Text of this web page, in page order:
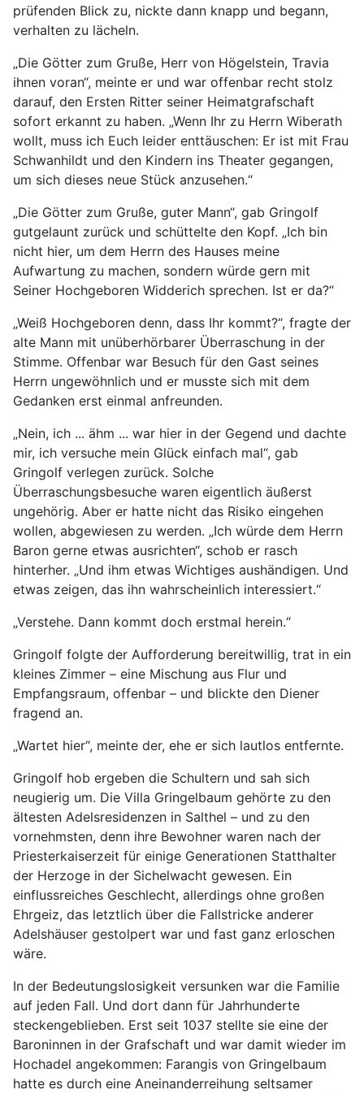
prüfenden Blick zu, nickte dann knapp und begann,
verhalten zu lächeln.
„Die Götter zum Gruße, Herr von Högelstein, Travia
ihnen voran“, meinte er und war offenbar recht stolz
darauf, den Ersten Ritter seiner Heimatgrafschaft
sofort erkannt zu haben. „Wenn Ihr zu Herrn Wiberath
wollt, muss ich Euch leider enttäuschen: Er ist mit Frau
Schwanhildt und den Kindern ins Theater gegangen,
um sich dieses neue Stück anzusehen.“
„Die Götter zum Gruße, guter Mann“, gab Gringolf
gutgelaunt zurück und schüttelte den Kopf. „Ich bin
nicht hier, um dem Herrn des Hauses meine
Aufwartung zu machen, sondern würde gern mit
Seiner Hochgeboren Widderich sprechen. Ist er da?“
„Weiß Hochgeboren denn, dass Ihr kommt?“, fragte der
alte Mann mit unüberhörbarer Überraschung in der
Stimme. Offenbar war Besuch für den Gast seines
Herrn ungewöhnlich und er musste sich mit dem
Gedanken erst einmal anfreunden.
„Nein, ich ... ähm ... war hier in der Gegend und dachte
mir, ich versuche mein Glück einfach mal“, gab
Gringolf verlegen zurück. Solche
Überraschungsbesuche waren eigentlich äußerst
ungehörig. Aber er hatte nicht das Risiko eingehen
wollen, abgewiesen zu werden. „Ich würde dem Herrn
Baron gerne etwas ausrichten“, schob er rasch
hinterher. „Und ihm etwas Wichtiges aushändigen. Und
etwas zeigen, das ihn wahrscheinlich interessiert.“
„Verstehe. Dann kommt doch erstmal herein.“
Gringolf folgte der Aufforderung bereitwillig, trat in ein
kleines Zimmer – eine Mischung aus Flur und
Empfangsraum, offenbar – und blickte den Diener
fragend an.
„Wartet hier“, meinte der, ehe er sich lautlos entfernte.
Gringolf hob ergeben die Schultern und sah sich
neugierig um. Die Villa Gringelbaum gehörte zu den
ältesten Adelsresidenzen in Salthel – und zu den
vornehmsten, denn ihre Bewohner waren nach der
Priesterkaiserzeit für einige Generationen Statthalter
der Herzoge in der Sichelwacht gewesen. Ein
einflussreiches Geschlecht, allerdings ohne großen
Ehrgeiz, das letztlich über die Fallstricke anderer
Adelshäuser gestolpert war und fast ganz erloschen
wäre.
In der Bedeutungslosigkeit versunken war die Familie
auf jeden Fall. Und dort dann für Jahrhunderte
steckengeblieben. Erst seit 1037 stellte sie eine der
Baroninnen in der Grafschaft und war damit wieder im
Hochadel angekommen: Farangis von Gringelbaum
hatte es durch eine Aneinanderreihung seltsamer